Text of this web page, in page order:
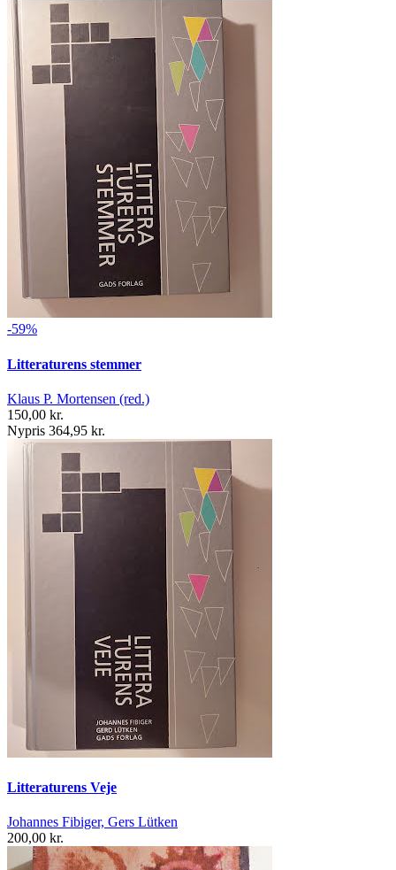
-59%
Litteraturens stemmer
Klaus P. Mortensen (red.)
150,00 kr.
Nypris 364,95 kr.
Litteraturens Veje
Johannes Fibiger, Gers Lütken
200,00 kr.